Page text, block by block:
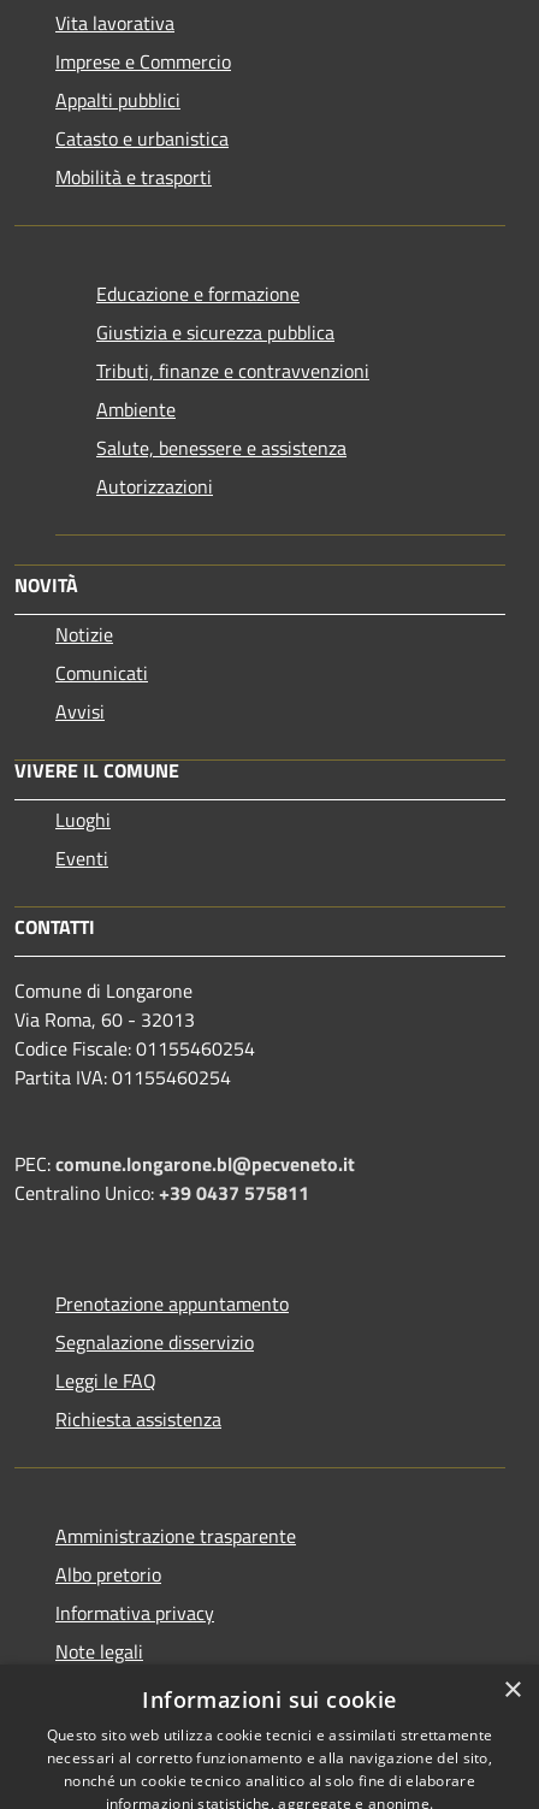
Vita lavorativa
Imprese e Commercio
Appalti pubblici
Catasto e urbanistica
Mobilità e trasporti
Educazione e formazione
Giustizia e sicurezza pubblica
Tributi, finanze e contravvenzioni
Ambiente
Salute, benessere e assistenza
Autorizzazioni
NOVITÀ
Notizie
Comunicati
Avvisi
VIVERE IL COMUNE
Luoghi
Eventi
CONTATTI
Comune di Longarone
Via Roma, 60 - 32013
Codice Fiscale: 01155460254
Partita IVA: 01155460254
PEC:comune.longarone.bl@pecveneto.it
Centralino Unico:+39 0437 575811
Prenotazione appuntamento
Segnalazione disservizio
Leggi le FAQ
Richiesta assistenza
Amministrazione trasparente
Albo pretorio
Informativa privacy
Note legali
Dichiarazione di accessibilità
×
Informazioni sui cookie
Questo sito web utilizza cookie tecnici e assimilati strettamente
necessari al corretto funzionamento e alla navigazione del sito,
nonché un cookie tecnico analitico al solo fine di elaborare
informazioni statistiche, aggregate e anonime.